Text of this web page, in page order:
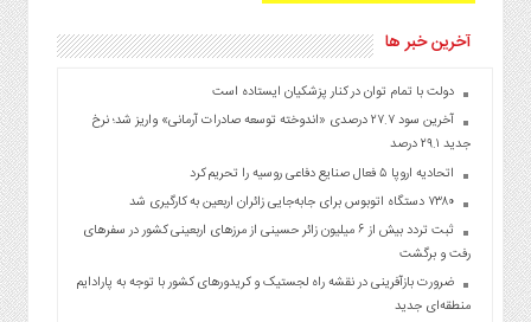
آخرین خبر ها
دولت با تمام توان در کنار پزشکیان ایستاده است
آخرین سود ۲۷.۷ درصدی «اندوخته توسعه صادرات آرمانی» واریز شد؛ نرخ
جدید ۲۹.۱ درصد
اتحادیه اروپا ۵ فعال صنایع دفاعی روسیه را تحریم کرد
۷۳۸۰ دستگاه اتوبوس برای جابه‌جایی زائران اربعین به‌ کارگیری شد
ثبت تردد بیش از ۶ میلیون زائر حسینی از مرزهای اربعینی کشور در سفرهای
رفت و برگشت
ضرورت بازآفرینی در نقشه راه لجستیک و کریدورهای کشور با توجه به پارادایم
منطقه‌ای جدید